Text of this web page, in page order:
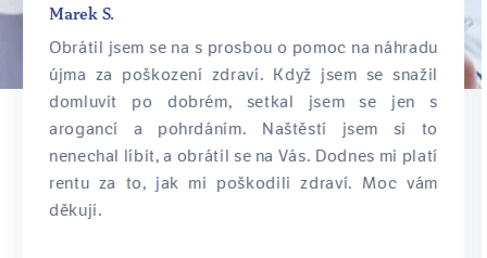
Marek S.
Obrátil jsem se na s prosbou o pomoc na náhradu
újma za poškození zdraví. Když jsem se snažil
domluvit po dobrém, setkal jsem se jen s
arogancí a pohrdáním. Naštěstí jsem si to
nenechal líbit, a obrátil se na Vás. Dodnes mi platí
rentu za to, jak mi poškodili zdraví. Moc vám
děkuji.